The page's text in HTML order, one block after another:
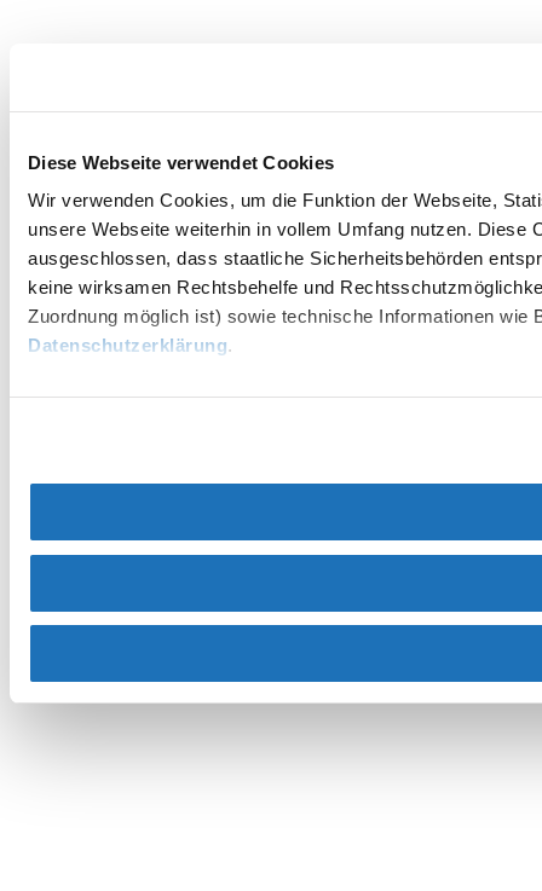
Diese Webseite verwendet Cookies
Wir verwenden Cookies, um die Funktion der Webseite,
unsere Webseite weiterhin in vollem Umfang nutzen.
ausgeschlossen, dass staatliche Sicherheitsbehörden
keine wirksamen Rechtsbehelfe und
Zuordnung möglich ist) sowie technische Informationen
Datenschutzerklärung.